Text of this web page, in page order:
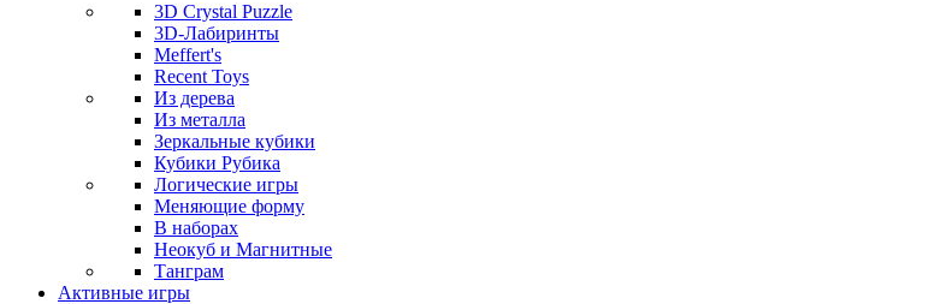
3D Crystal Puzzle
3D-Лабиринты
Meffert's
Recent Toys
Из дерева
Из металла
Зеркальные кубики
Кубики Рубика
Логические игры
Меняющие форму
В наборах
Неокуб и Магнитные
Танграм
Активные игры